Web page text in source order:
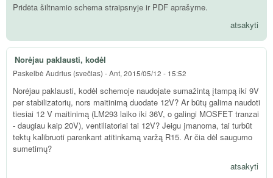
Pridėta šiltnamio schema straipsnyje ir PDF aprašyme.
atsakyti
Norėjau paklausti, kodėl
Paskelbė Audrius (svečias) -Ant, 2015/05/12 - 15:52
Norėjau paklausti, kodėl schemoje naudojate sumažintą įtampą iki 9V
per stabilizatorių, nors maitinimą duodate 12V? Ar būtų galima naudoti
tiesiai 12 V maitinimą (LM293 laiko iki 36V, o galingi MOSFET tranzai
- daugiau kaip 20V), ventiliatoriai tai 12V? Jeigu įmanoma, tai turbūt
tektų kalibruoti parenkant atitinkamą varžą R15. Ar čia dėl saugumo
sumetimų?
atsakyti